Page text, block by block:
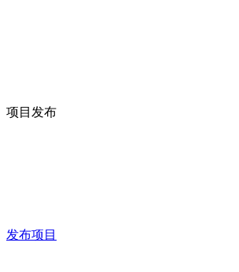
项目发布
发布项目